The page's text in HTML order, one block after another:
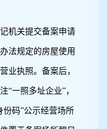
机关提交备案申请
法规定的房屋使用
业执照。备案后，
“一照多址企业”，
份码”公示经营场所